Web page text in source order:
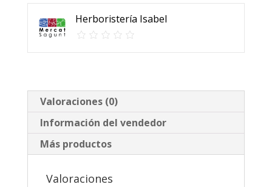
plantas
santa
70
cantidad
Herboristería Isabel
Valoraciones (0)
Información del vendedor
Más productos
Valoraciones